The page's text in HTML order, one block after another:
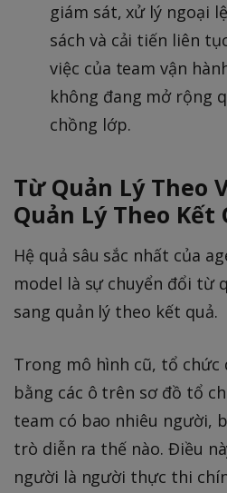
giám sát, xử lý ngoại
sách và cải tiến liên
việc của team vận
không đang mở rộng
chồng lớp.
Từ Quản Lý Theo
Quản Lý Theo Kết
Hệ quả sâu sắc nhất của
model là sự chuyển đổi từ
sang quản lý theo kết quả.
Trong mô hình cũ, tổ chức
bằng các ô trên sơ đồ tổ
team có bao nhiêu người,
trò diễn ra thế nào. Điều
người là người thực thi